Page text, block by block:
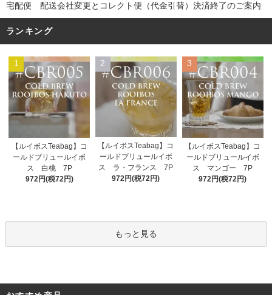
宅配便 配送会社変更とコレクト便（代金引替）決済終了のご案内
ランキング
1
【ルイボスTeabag】コ
ールドブリュールイボ
ス 白桃 7P
972円(税72円)
2
【ルイボスTeabag】コ
ールドブリュールイボ
ス ラ・フランス 7P
972円(税72円)
3
【ルイボスTeabag】コ
ールドブリュールイボ
ス マンゴー 7P
972円(税72円)
もっと見る